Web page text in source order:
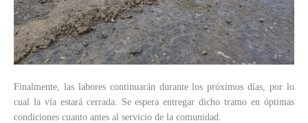
Finalmente, las labores continuarán durante los próximos días, por lo
cual la vía estará cerrada. Se espera entregar dicho tramo en óptimas
condiciones cuanto antes al servicio de la comunidad.